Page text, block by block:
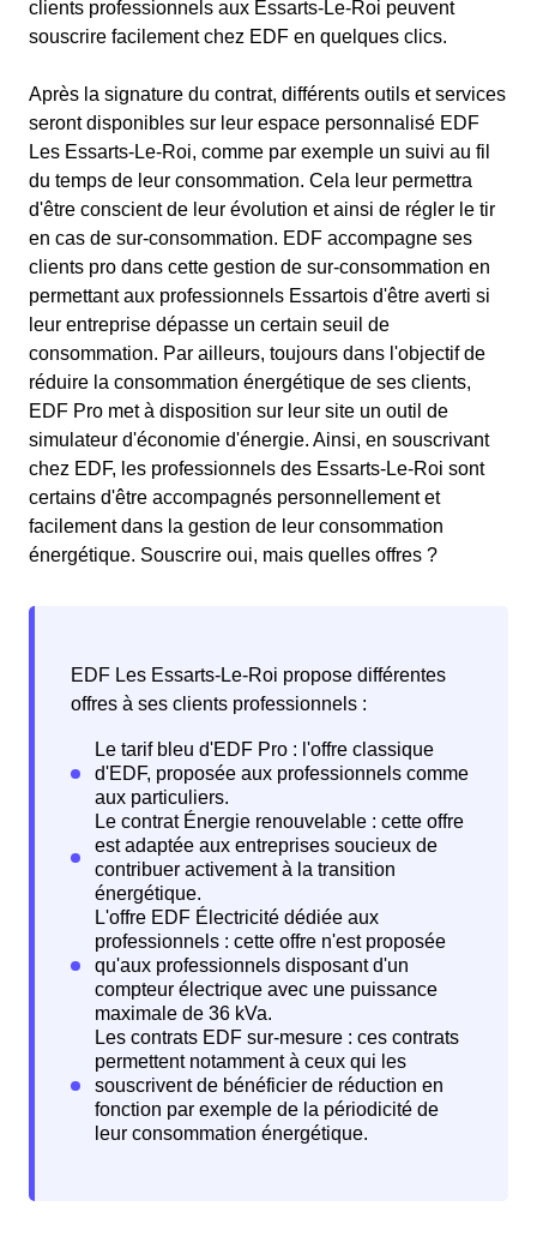
clients professionnels aux Essarts-Le-Roi peuvent
souscrire facilement chez EDF en quelques clics.
Après la signature du contrat, différents outils et services
seront disponibles sur leur espace personnalisé EDF
Les Essarts-Le-Roi, comme par exemple un suivi au fil
du temps de leur consommation. Cela leur permettra
d'être conscient de leur évolution et ainsi de régler le tir
en cas de sur-consommation. EDF accompagne ses
clients pro dans cette gestion de sur-consommation en
permettant aux professionnels Essartois d'être averti si
leur entreprise dépasse un certain seuil de
consommation. Par ailleurs, toujours dans l'objectif de
réduire la consommation énergétique de ses clients,
EDF Pro met à disposition sur leur site un outil de
simulateur d'économie d'énergie. Ainsi, en souscrivant
chez EDF, les professionnels des Essarts-Le-Roi sont
certains d'être accompagnés personnellement et
facilement dans la gestion de leur consommation
énergétique. Souscrire oui, mais quelles offres ?
EDF Les Essarts-Le-Roi propose différentes
offres à ses clients professionnels :